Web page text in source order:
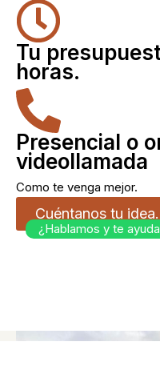
Tu
horas.
Presencial o
videollamada
Como te venga mejor.
Cuéntanos tu idea.
¿Hablamos y te